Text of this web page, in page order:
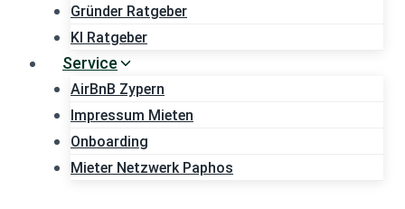
Gründer Ratgeber
KI Ratgeber
Service
AirBnB Zypern
Impressum Mieten
Onboarding
Mieter Netzwerk Paphos